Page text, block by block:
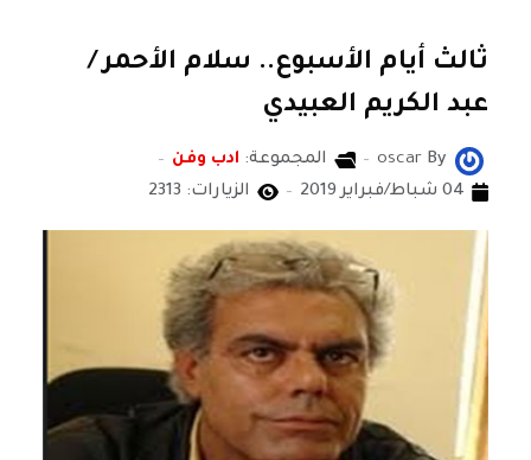
ثالث أيام الأسبوع.. سلام الأحمر /
عبد الكريم العبيدي
By
oscar المجموعة: ادب وفن
04 شباط/فبراير 2019
الزيارات: 2313